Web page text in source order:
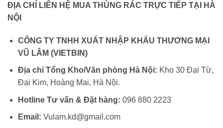
ĐỊA CHỈ LIÊN HỆ MUA THÙNG RÁC TRỰC TIẾP TẠI HÀ
NỘI
CÔNG TY TNHH XUẤT NHẬP KHẨU THƯƠNG MẠI
VŨ LÂM (VIETBIN)
Địa chỉ Tổng Kho/Văn phòng Hà Nội: Kho 30 Đại Từ,
Đại Kim, Hoàng Mai, Hà Nội.
Hotline Tư vấn & Đặt hàng: 096 880 2223
Email: Vulam.kd@gmail.com